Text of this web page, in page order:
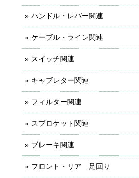
ハンドル・レバー関連
ケーブル・ライン関連
スイッチ関連
キャブレター関連
フィルター関連
スプロケット関連
ブレーキ関連
フロント・リア 足回り